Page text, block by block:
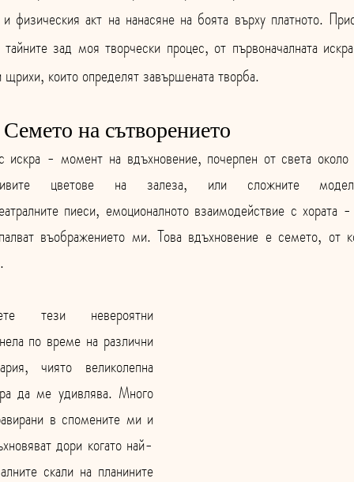
и физическия акт на нанасяне на боята върху платното.
зад моя творчески процес, от първоначалната
щрихи, които определят завършената творба.
на сътворението
искра - момент на вдъхновение, почерпен от света
цветове на залеза, или сложните
пиеси, емоционалното взаимодействие с
въображението ми. Това вдъхновение е семето, от
тези невероятни
по време на различни
чиято великолепна
да ме удивлява. Много
в спомените ми и
дори когато най-
скали на планините